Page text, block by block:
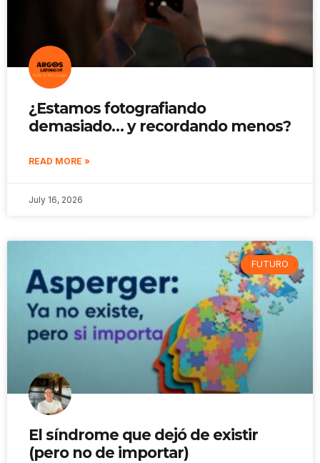
¿Estamos fotografiando
demasiado… y recordando menos?
READ MORE »
July 16, 2026
FUTURO
El síndrome que dejó de existir
(pero no de importar)